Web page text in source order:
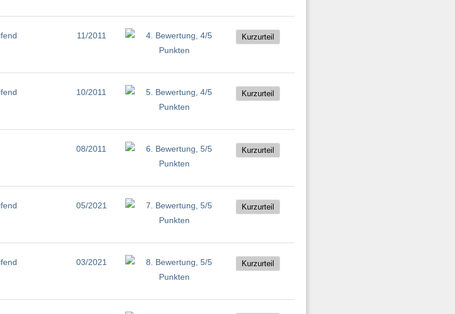
11/2011 Kurzurteil
10/2011 Kurzurteil
08/2011 Kurzurteil
05/2021 Kurzurteil
03/2021 Kurzurteil